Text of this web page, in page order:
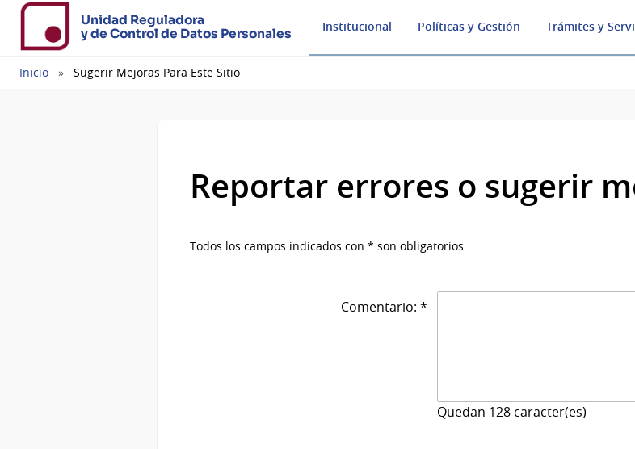
Unidad Reguladora
y de Control de Datos Personales
Institucional Políticas y Gestión Trámites y
Ruta
Inicio Sugerir Mejoras Para Este Sitio
Reportar errores o sugerir
Todos los campos indicados con * son obligatorios
Comentario: *
Quedan 128 caracter(es)